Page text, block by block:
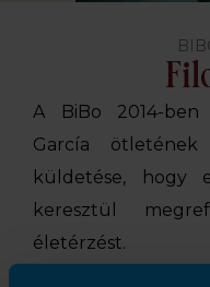
A BiBo 2014-
García ötletének
küldetése, hogy
keresztül
életérzést.
A BiBo olyan tér,